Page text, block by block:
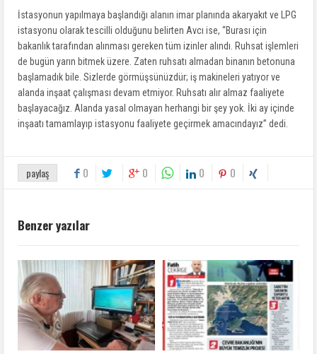
İstasyonun yapılmaya başlandığı alanın imar planında akaryakıt ve LPG
istasyonu olarak tescilli olduğunu belirten Avcı ise, “Burası için
bakanlık tarafından alınması gereken tüm izinler alındı. Ruhsat işlemleri
de bugün yarın bitmek üzere. Zaten ruhsatı almadan binanın betonuna
başlamadık bile. Sizlerde görmüşsünüzdür; iş makineleri yatıyor ve
alanda inşaat çalışması devam etmiyor. Ruhsatı alır almaz faaliyete
başlayacağız. Alanda yasal olmayan herhangi bir şey yok. İki ay içinde
inşaatı tamamlayıp istasyonu faaliyete geçirmek amacındayız” dedi.
paylaş 0 0 0 0
Benzer yazılar